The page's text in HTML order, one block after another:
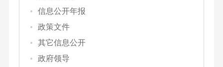
信息公开年报
政策文件
其它信息公开
政府领导